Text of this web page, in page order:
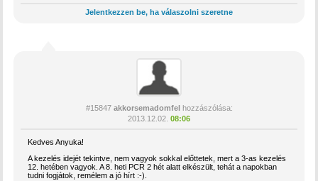
Jelentkezzen be, ha válaszolni szeretne
#15847 akkorsemadomfelhozzászólása:
2013.12.02. 08:06
Kedves Anyuka!
A kezelés idejét tekintve, nem vagyok sokkal előttetek, mert a 3-as kezelés
12. hetében vagyok. A 8. heti PCR 2 hét alatt elkészült, tehát a napokban
tudni fogjátok, remélem a jó hírt :-).